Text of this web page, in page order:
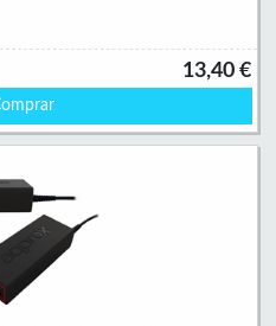
13,40 €